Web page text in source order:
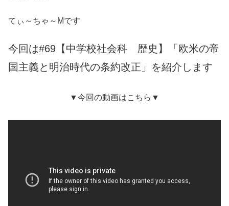
てぃ～ちゃ～Mです
今回は#69【中学校社会科 歴史】「欧米の帝
国主義と明治時代の条約改正」を紹介します
▼今回の動画はこちら▼